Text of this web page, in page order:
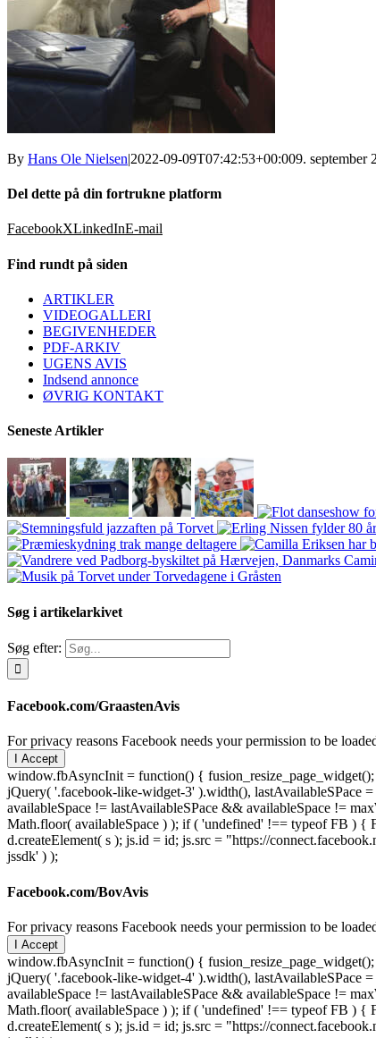
By Hans Ole Nielsen|2022-09-09T07:42:53+00:009. september
Del dette på din fortrukne platform
FacebookXLinkedInE-mail
Find rundt på siden
ARTIKLER
VIDEOGALLERI
BEGIVENHEDER
PDF-ARKIV
UGENS AVIS
Indsend annonce
ØVRIG KONTAKT
Seneste Artikler
Søg i artikelarkivet
Søg efter:
Facebook.com/GraastenAvis
For privacy reasons Facebook needs your permission to be
I Accept
window.fbAsyncInit = function() {
jQuery( '.facebook-like-widget-3' ).width(), lastAvailableSPace
availableSpace != lastAvailableSPace && availableSpace !=
Math.floor( availableSpace ) ); if ( 'undefined' !== typeof FB )
d.createElement( s ); js.id = id; js.src = "https://
jssdk' ) );
Facebook.com/BovAvis
For privacy reasons Facebook needs your permission to be
I Accept
window.fbAsyncInit = function() {
jQuery( '.facebook-like-widget-4' ).width(), lastAvailableSPace
availableSpace != lastAvailableSPace && availableSpace !=
Math.floor( availableSpace ) ); if ( 'undefined' !== typeof FB )
d.createElement( s ); js.id = id; js.src = "https://